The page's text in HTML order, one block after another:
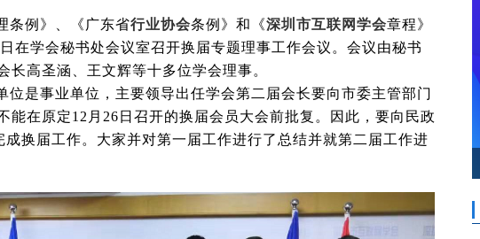
条例》、《广东省行业协会条例》和《深圳市互联网学会章程》
日在学会秘书处会议室召开换届专题理事工作会议。会议由秘书
长高圣涵、王文辉等十多位学会理事。
位是事业单位，主要领导出任学会第二届会长要向市委主管部门
能在原定12月26日召开的换届会员大会前批复。因此，要向民政
换届工作。 大家并对第一届工作进行了总结并就第二届工作进